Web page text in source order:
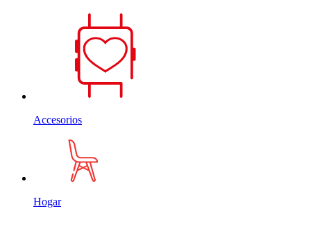
Accesorios
Hogar